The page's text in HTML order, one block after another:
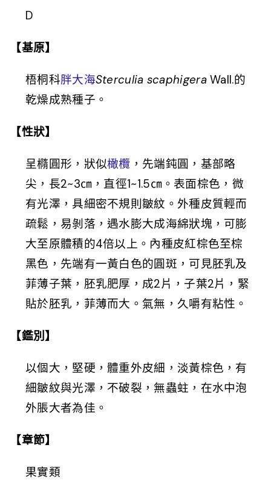
D
【基原】
梧桐科胖大海Sterculia scaphigeraWall.的
乾燥成熟種子。
【性狀】
呈橢圓形，狀似橄欖 ，先端鈍圓，基部略
尖，長2~3㎝，直徑1~1.5㎝。表面棕色，微
有光澤，具細密不規則皺紋。外種皮質輕而
疏鬆，易剝落，遇水膨大成海綿狀塊，可膨
大至原體積的4倍以上。內種皮紅棕色至棕
黑色，先端有一黃白色的圓斑，可見胚乳及
菲薄子葉，胚乳肥厚，成2片，子葉2片，緊
貼於胚乳，菲薄而大。氣無，久嚼有粘性。
【鑑別】
以個大，堅硬，體重外皮細，淡黃棕色，有
細皺紋與光澤，不破裂，無蟲蛀，在水中泡
外脹大者為佳。
【章節】
果實類